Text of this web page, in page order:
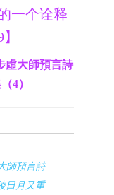
一个诠释
虛大師預言詩
4）
師預言詩
日月又重